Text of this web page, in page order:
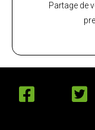
Partage de